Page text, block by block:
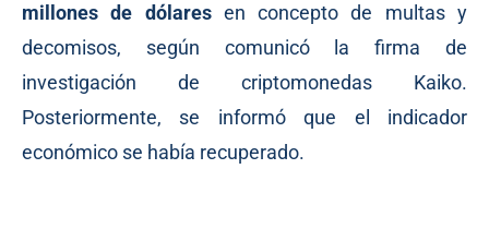
millones de dólares en concepto de multas y
decomisos, según comunicó la firma de
investigación de criptomonedas Kaiko.
Posteriormente, se informóque el indicador
económico se había recuperado.